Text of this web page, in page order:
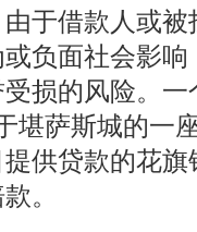
于借款人或
负面社会影
损的风险。
堪萨斯城的一
供贷款的花
。